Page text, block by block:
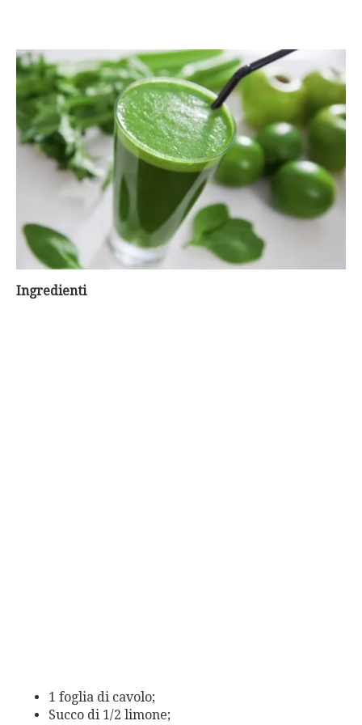
Ingredienti
1 foglia di cavolo;
Succo di 1/2 limone;